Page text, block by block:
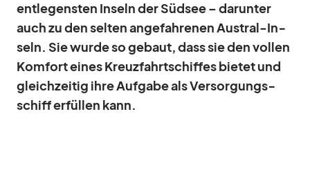
ent­le­gens­ten In­seln der Süd­see – dar­un­ter
auch zu den sel­ten an­ge­fah­re­nen Aus­tral-In­
seln. Sie wurde so ge­baut, dass sie den vol­len
Kom­fort ei­nes Kreuz­fahrt­schif­fes bie­tet und
gleich­zei­tig ihre Auf­gabe als Ver­sor­gungs­
schiff er­fül­len kann.